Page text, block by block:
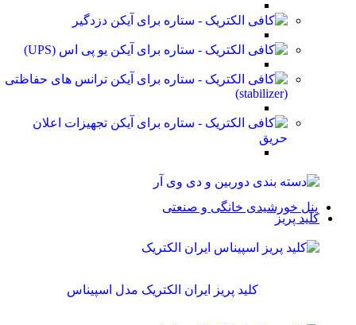
دزدگیر
یو پی اس (UPS)
ترانس های حفاظتی
(stabilizer)
تجهیزات اعلان
حریق
پنل خورشیدی خانگی و صنعتی
کلید پریز
کلید پریز ایران الکتریک مدل اسپیناس